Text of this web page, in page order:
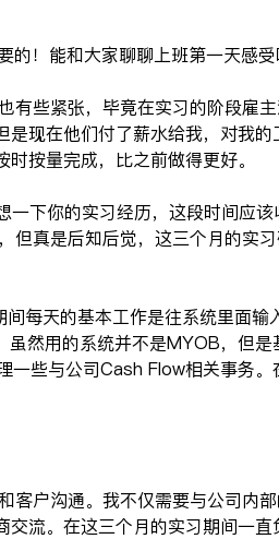
的！能和大家聊聊上班第一天感受
有些紧张，毕竟在实习的阶段雇
现在他们付了薪水给我，对我的
按量完成，比之前做得更好。
下你的实习经历，这段时间应该
但真是后知后觉，这三个月的实
每天的基本工作是往系统里面输
然用的系统并不是MYOB，但是
些与公司Cash Flow相关事务。
户沟通。我不仅需要与公司内部
流。在这三个月的实习期间一